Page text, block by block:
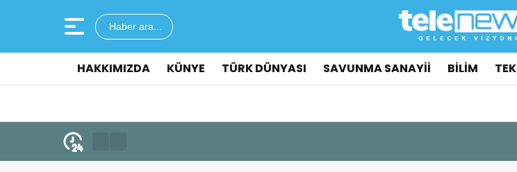
Haber ara...
HAKKIMIZDA KÜNYE TÜRK DÜNYASI SAVUNMA SANAYİİ BİLİM